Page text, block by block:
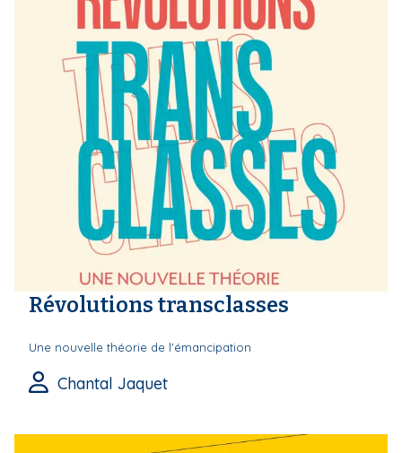
Révolutions transclasses
Une nouvelle théorie de l'émancipation
Chantal Jaquet